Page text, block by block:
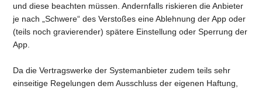
und diese beachten müssen. Andernfalls riskieren die Anbieter
je nach „Schwere“ des Verstoßes eine Ablehnung der App oder
(teils noch gravierender) spätere Einstellung oder Sperrung der
App.
Da die Vertragswerke der Systemanbieter zudem teils sehr
einseitige Regelungen dem Ausschluss der eigenen Haftung,